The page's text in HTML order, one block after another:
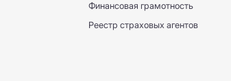
Финансовая грамотность
Реестр страховых агентов